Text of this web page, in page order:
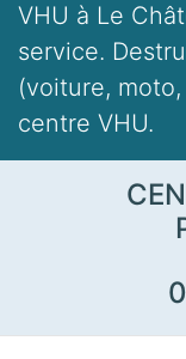
VHU à Le
service.
(voiture,
centre VHU.